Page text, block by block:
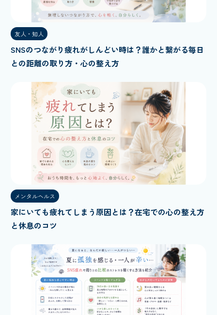
友人・知人
SNSのつながり疲れがしんどい時は？誰かと繋がる毎日
との距離の取り方・心の整え方
メンタルヘルス
家にいても疲れてしまう原因とは？在宅での心の整え方
と休息のコツ